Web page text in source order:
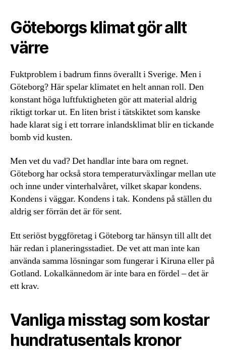
Göteborgs klimat gör allt
värre
Fuktproblem i badrum finns överallt i Sverige. Men i
Göteborg? Här spelar klimatet en helt annan roll. Den
konstant höga luftfuktigheten gör att material aldrig
riktigt torkar ut. En liten brist i tätskiktet som kanske
hade klarat sig i ett torrare inlandsklimat blir en tickande
bomb vid kusten.
Men vet du vad? Det handlar inte bara om regnet.
Göteborg har också stora temperaturväxlingar mellan ute
och inne under vinterhalvåret, vilket skapar kondens.
Kondens i väggar. Kondens i tak. Kondens på ställen du
aldrig ser förrän det är för sent.
Ett seriöst byggföretag i Göteborg tar hänsyn till allt det
här redan i planeringsstadiet. De vet att man inte kan
använda samma lösningar som fungerar i Kiruna eller på
Gotland. Lokalkännedom är inte bara en fördel – det är
ett krav.
Vanliga misstag som kostar
hundratusentals kronor